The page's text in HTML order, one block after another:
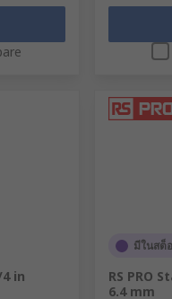
in
มีในสต็
RS PRO
6.4 mm